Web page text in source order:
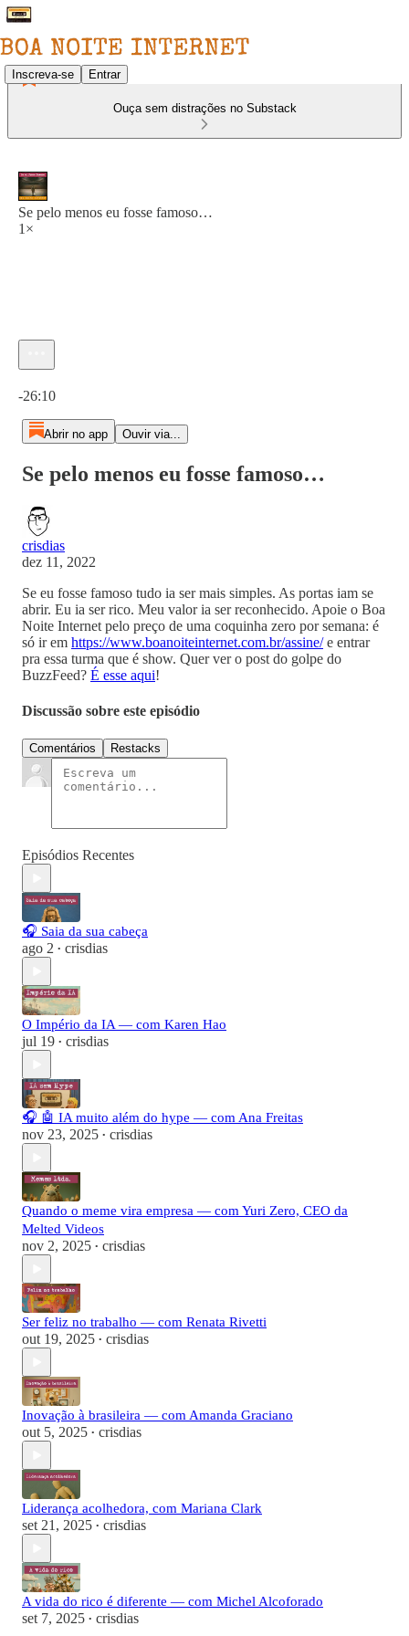
Inscreva-se Entrar
Ouça sem distrações no Substack
Se pelo menos eu fosse famoso…
1×
-26:10
Abrir no app Ouvir via...
Se pelo menos eu fosse famoso…
crisdias
dez 11, 2022
Se eu fosse famoso tudo ia ser mais simples. As portas iam se
abrir. Eu ia ser rico. Meu valor ia ser reconhecido. Apoie o Boa
Noite Internet pelo preço de uma coquinha zero por semana: é
só ir em https://www.boanoiteinternet.com.br/assine/e entrar
pra essa turma que é show. Quer ver o post do golpe do
BuzzFeed? É esse aqui!
Discussão sobre este episódio
Comentários Restacks
Episódios Recentes
🎧 Saia da sua cabeça
ago 2 • crisdias
O Império da IA — com Karen Hao
jul 19 • crisdias
🎧 🤖 IA muito além do hype — com Ana Freitas
nov 23, 2025 • crisdias
Quando o meme vira empresa — com Yuri Zero, CEO da
Melted Videos
nov 2, 2025 • crisdias
Ser feliz no trabalho — com Renata Rivetti
out 19, 2025 • crisdias
Inovação à brasileira — com Amanda Graciano
out 5, 2025 • crisdias
Liderança acolhedora, com Mariana Clark
set 21, 2025 • crisdias
A vida do rico é diferente — com Michel Alcoforado
set 7, 2025 • crisdias